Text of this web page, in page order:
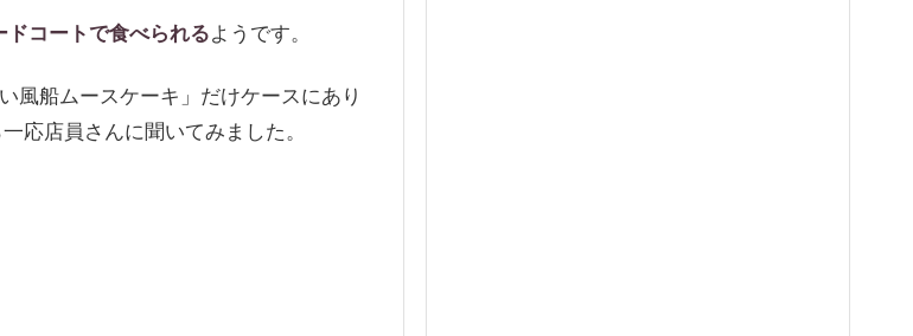
コートで食べられるようです。
風船ムースケーキ」だけケースにあり
応店員さんに聞いてみました。